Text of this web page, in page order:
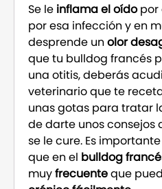
Se le inflama el oídopor
por esa infección y en
desprende unolor
que tu bulldog francés
una otitis, deberás
veterinario que te
unas gotas para tratar
de darte unos consejos
se le cure. Es
que en el bulldog
muyfrecuenteque